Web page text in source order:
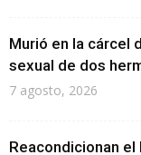
Murió en la cárcel
sexual de dos
7 agosto, 2026
Reacondicionan